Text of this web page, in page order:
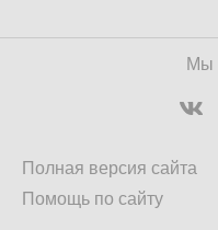
Мы
Полная версия сайта
Помощь по сайту